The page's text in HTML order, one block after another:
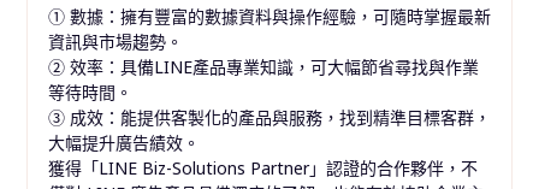
① 數據：擁有豐富的數據資料與操作經驗，可隨時掌握最新
資訊與市場趨勢。
② 效率：具備LINE產品專業知識，可大幅節省尋找與作業
等待時間。
③ 成效：能提供客製化的產品與服務，找到精準目標客群，
大幅提升廣告績效。
獲得「LINE Biz-Solutions Partner」認證的合作夥伴，不